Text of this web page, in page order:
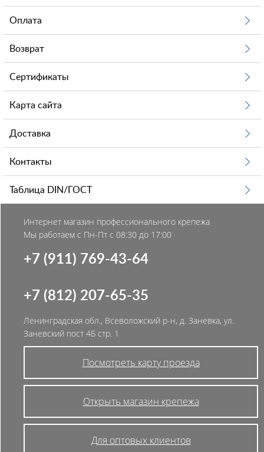
Оплата
Возврат
Сертификаты
Карта сайта
Доставка
Контакты
Таблица DIN/ГОСТ
Интернет магазин профессионального крепежа
Мы работаем с Пн-Пт с 08:30 до 17:00
+7 (911) 769-43-64
+7 (812) 207-65-35
Ленинградская обл., Всеволожский р-н, д. Заневка, ул.
Заневский пост 4Б стр. 1
Посмотреть карту проезда
Открыть магазин крепежа
Для оптовых клиентов